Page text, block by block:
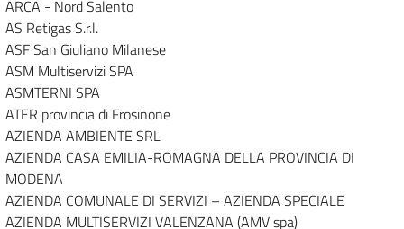
ARCA - Nord Salento
AS Retigas S.r.l.
ASF San Giuliano Milanese
ASM Multiservizi SPA
ASMTERNI SPA
ATER provincia di Frosinone
AZIENDA AMBIENTE SRL
AZIENDA CASA EMILIA-ROMAGNA DELLA PROVINCIA DI
MODENA
AZIENDA COMUNALE DI SERVIZI – AZIENDA SPECIALE
AZIENDA MULTISERVIZI VALENZANA (AMV spa)